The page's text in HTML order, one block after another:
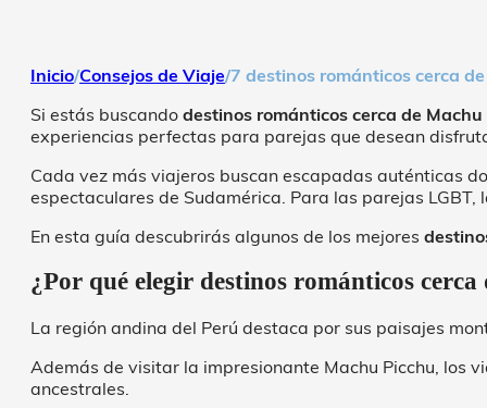
Inicio/Consejos de Viaje/7 destinos románticos cerca
Si estás buscando destinos románticos cerca de Machu
experiencias perfectas para parejas que desean
Cada vez más viajeros buscan escapadas auténticas
espectaculares de Sudamérica. Para las parejas
En esta guía descubrirás algunos de los mejores
¿Por qué elegir destinos románticos
La región andina del Perú destaca por sus paisajes
Además de visitar la impresionante Machu Picchu, los
ancestrales.